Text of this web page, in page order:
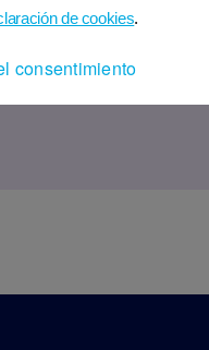
de cookies.
consentimiento